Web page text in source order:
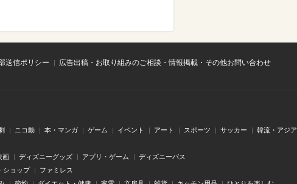
送信ポリシー
広告出稿・お取り組みのご相談・情報掲載・その他お問い合わせ
ニコ動 本・マンガ ゲーム イベント アート スポーツ サッカー 韓流・アジア
画 ディズニーグッズ アプリ・ゲーム ディズニーパス
ショップ ファミレス